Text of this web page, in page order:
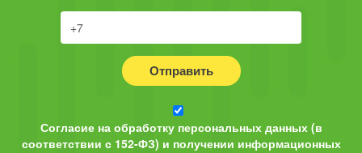
Отправить
Согласие на обработку персональных данных (в
соответствии с 152-ФЗ) и получении информационных